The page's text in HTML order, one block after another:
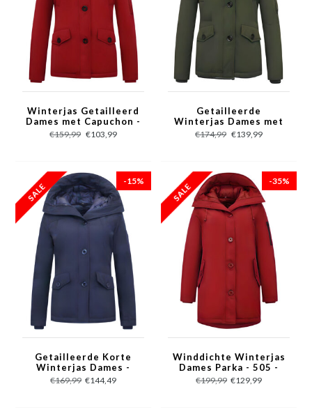
Winterjas Getailleerd
Dames met Capuchon -
503 - Rood
€159,99 €103,99
Getailleerde
Winterjas Dames met
Capuchon - 503 -
Groen
€174,99 €139,99
-15%
Getailleerde Korte
Winterjas Dames -
503 - Blauw
€169,99 €144,49
-35%
Winddichte Winterjas
Dames Parka - 505 -
Rood
€199,99 €129,99